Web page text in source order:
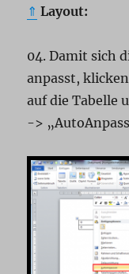
⇑ Layout:
04. Damit sich
anpasst,
auf die Tabelle
->